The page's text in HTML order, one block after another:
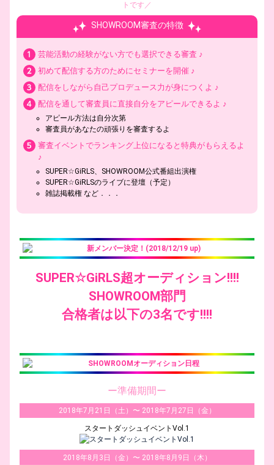
トです／
SHOWROOM審査の特徴
芸能活動の経験がない方でも選択できる審査 ♪
初めて配信する方のためにセミナーを開催 ♪
配信をしながら自己プロデュース力が身につくよ ♪
配信を通して審査員に直接自分をアピールできるよ ♪
アピール方法は自分次第
審査員があなたの頑張りを審査するよ
審査イベントでランキング上位になると特典がもらえるよ
♪
SUPER☆GiRLS、SHOWROOM公式番組出演権
SUPER☆GiRLSのライブに登壇（予定）
雑誌掲載権 など．．．
新メンバー決定！ (2018/12/19 up)
SUPER☆GiRLS超オーディション!!!!
SHOWROOM部門
合格者は以下の3名です!!!!
SHOWROOMオーディション日程
ー準備期間ー
2018年7月21日（土）〜 2018年7月27日（金）
スタートダッシュイベントVol.1
2018年8月3日（金）〜 2018年8月9日（木）